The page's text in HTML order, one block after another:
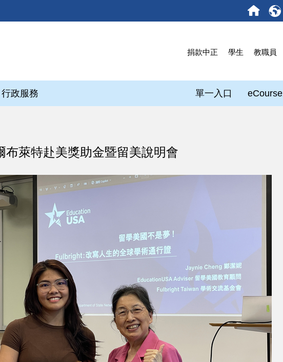
捐款中正 學生 教職員
行政服務 單一入口
萊特赴美獎助金暨留美說明會